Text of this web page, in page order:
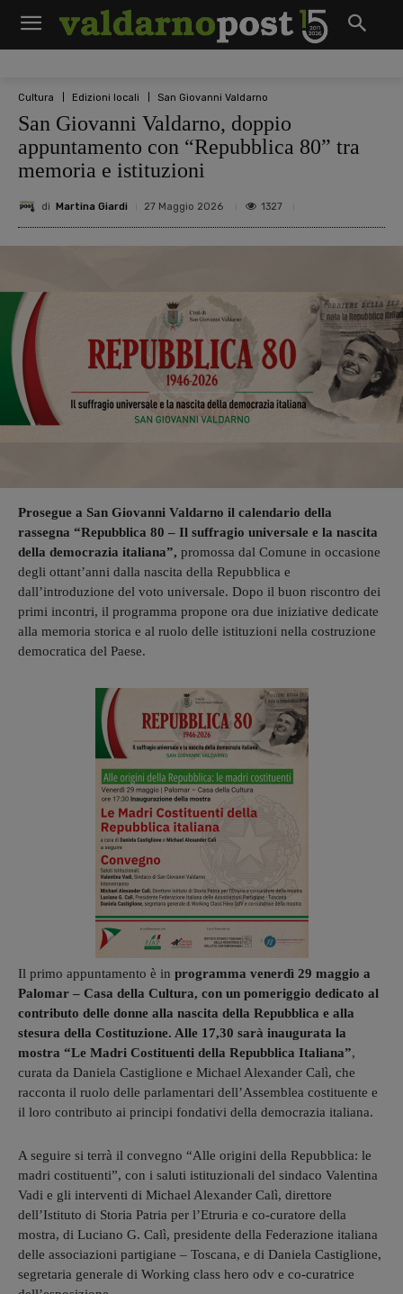
Cultura Edizioni locali San Giovanni Valdarno
San Giovanni Valdarno, doppio
appuntamento con “Repubblica 80” tra
memoria e istituzioni
di Martina Giardi 27 Maggio 2026 1327
Prosegue a San Giovanni Valdarno il calendario della
rassegna “Repubblica 80 – Il suffragio universale e la nascita
della democrazia italiana”, promossa dal Comune in occasione
degli ottant’anni dalla nascita della Repubblica e
dall’introduzione del voto universale. Dopo il buon riscontro dei
primi incontri, il programma propone ora due iniziative dedicate
alla memoria storica e al ruolo delle istituzioni nella costruzione
democratica del Paese.
Il primo appuntamento è in programma venerdì 29 maggio a
Palomar – Casa della Cultura, con un pomeriggio dedicato al
contributo delle donne alla nascita della Repubblica e alla
stesura della Costituzione. Alle 17,30 sarà inaugurata la
mostra “Le Madri Costituenti della Repubblica Italiana”,
curata da Daniela Castiglione e Michael Alexander Calì, che
racconta il ruolo delle parlamentari dell’Assemblea costituente e
il loro contributo ai principi fondativi della democrazia italiana.
A seguire si terrà il convegno “Alle origini della Repubblica: le
madri costituenti”, con i saluti istituzionali del sindaco Valentina
Vadi e gli interventi di Michael Alexander Calì, direttore
dell’Istituto di Storia Patria per l’Etruria e co-curatore della
mostra, di Luciano G. Calì, presidente della Federazione italiana
delle associazioni partigiane – Toscana, e di Daniela Castiglione,
segretaria generale di Working class hero odv e co-curatrice